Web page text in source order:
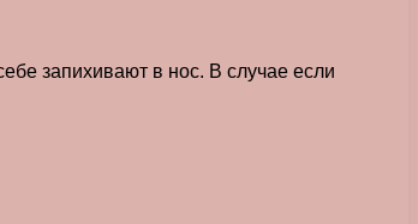
запихивают в нос. В случае если